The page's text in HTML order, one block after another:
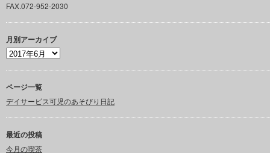
FAX.072-952-2030
月別アーカイブ
ページ一覧
デイサービス可児のあそびり日記
最近の投稿
今月の喫茶